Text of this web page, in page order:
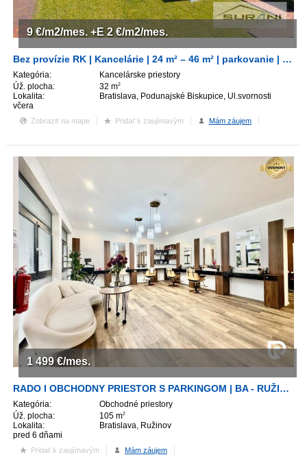
Bez provízie RK | Kancelárie | 24 m² – 46 m² | parkovanie | Ulica Svornosti | Bratislava
Kategória:
Kancelárske priestory
Úž. plocha:
32 m2
Lokalita:
Bratislava, Podunajské Biskupice, Ul.svornosti
včera
9 €/m2/mes. +E 2€/m2/mes.
Zobraziť na mape Pridať k zaujímavým Mám záujem
RADO I OBCHODNY PRIESTOR S PARKINGOM | BA - RUŽINOV
Kategória:
Obchodné priestory
Úž. plocha:
105 m2
Lokalita:
Bratislava, Ružinov
pred 6 dňami
1 499 €/mes.
Pridať k zaujímavým Mám záujem